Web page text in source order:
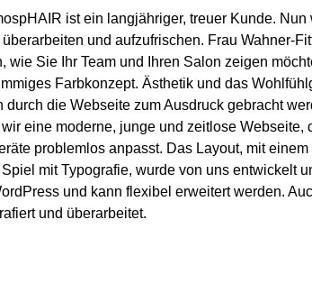
ist ein langjähriger, treuer Kunde. Nun
und aufzufrischen. Frau Wahner-
wie Sie Ihr Team und Ihren Salon zeigen
Farbkonzept. Ästhetik und das
durch die Webseite zum Ausdruck gebracht
eine moderne, junge und zeitlose Webseite,
problemlos anpasst. Das Layout, mit
mit Typografie, wurde von uns entwickelt
und kann flexibel erweitert werden.
und überarbeitet.